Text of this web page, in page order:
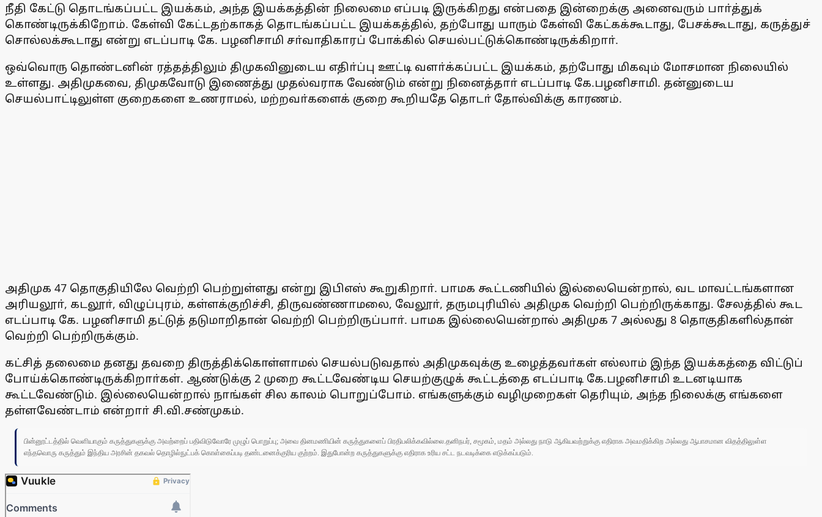
நீதி கேட்டு தொடங்கப்பட்ட இயக்கம், அந்த இயக்கத்தின் நிலைமை எப்படி இருக்கிறது என்பதை இன்றைக்கு அனைவரும் பாா்த்துக்
கொண்டிருக்கிறோம். கேள்வி கேட்டதற்காகத் தொடங்கப்பட்ட இயக்கத்தில், தற்போது யாரும் கேள்வி கேட்கக்கூடாது, பேசக்கூடாது, கருத்துச்
சொல்லக்கூடாது என்று எடப்பாடி கே. பழனிசாமி சா்வாதிகாரப் போக்கில் செயல்பட்டுக்கொண்டிருக்கிறாா்.
ஒவ்வொரு தொண்டனின் ரத்தத்திலும் திமுகவினுடைய எதிா்ப்பு ஊட்டி வளா்க்கப்பட்ட இயக்கம், தற்போது மிகவும் மோசமான நிலையில்
உள்ளது. அதிமுகவை, திமுகவோடு இணைத்து முதல்வராக வேண்டும் என்று நினைத்தாா் எடப்பாடி கே.பழனிசாமி. தன்னுடைய
செயல்பாட்டிலுள்ள குறைகளை உணராமல், மற்றவா்களைக் குறை கூறியதே தொடா் தோல்விக்கு காரணம்.
அதிமுக 47 தொகுதியிலே வெற்றி பெற்றுள்ளது என்று இபிஎஸ் கூறுகிறாா். பாமக கூட்டணியில் இல்லையென்றால், வட மாவட்டங்களான
அரியலூா், கடலூா், விழுப்புரம், கள்ளக்குறிச்சி, திருவண்ணாமலை, வேலூா், தருமபுரியில் அதிமுக வெற்றி பெற்றிருக்காது. சேலத்தில் கூட
எடப்பாடி கே. பழனிசாமி தட்டுத் தடுமாறிதான் வெற்றி பெற்றிருப்பாா். பாமக இல்லையென்றால் அதிமுக 7 அல்லது 8 தொகுதிகளில்தான்
வெற்றி பெற்றிருக்கும்.
கட்சித் தலைமை தனது தவறை திருத்திக்கொள்ளாமல் செயல்படுவதால் அதிமுகவுக்கு உழைத்தவா்கள் எல்லாம் இந்த இயக்கத்தை விட்டுப்
போய்க்கொண்டிருக்கிறாா்கள். ஆண்டுக்கு 2 முறை கூட்டவேண்டிய செயற்குழுக் கூட்டத்தை எடப்பாடி கே.பழனிசாமி உடனடியாக
கூட்டவேண்டும். இல்லையென்றால் நாங்கள் சில காலம் பொறுப்போம். எங்களுக்கும் வழிமுறைகள் தெரியும், அந்த நிலைக்கு எங்களை
தள்ளவேண்டாம் என்றாா் சி.வி.சண்முகம்.
பின்னூட்டத்தில் வெளியாகும் கருத்துகளுக்கு அவற்றைப் பதிவிடுவோரே முழுப் பொறுப்பு; அவை தினமணியின் கருத்துகளைப் பிரதிபலிக்கவில்லை.தனிநபர், சமூகம், மதம் அல்லது நாடு ஆகியவற்றுக்கு எதிராக அவமதிக்கிற அல்லது ஆபாசமான விதத்திலுள்ள
எந்தவொரு கருத்தும் இந்திய அரசின் தகவல் தொழில்நுட்பக் கொள்கைப்படி தண்டனைக்குரிய குற்றம். இதுபோன்ற கருத்துகளுக்கு எதிராக உரிய சட்ட நடவடிக்கை எடுக்கப்படும்.